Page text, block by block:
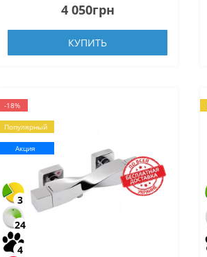
4 050грн
КУПИТЬ
-18%
Популярный
Акция
3
24
4